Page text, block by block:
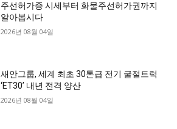
주선허가증 시세부터 화물주선허가권까지
알아봅시다
2026년 08월 04일
새안그룹, 세계 최초 30톤급 전기 굴절트럭
‘ET30’ 내년 전격 양산
2026년 08월 04일